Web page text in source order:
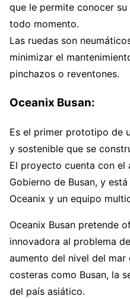
que le permite conocer
todo momento.
Las ruedas son
minimizar el
pinchazos o reventones.
Oceanix Busan:
Es el primer prototipo de
y sostenible que se
El proyecto cuenta con
Gobierno de Busan, y
Oceanix y un equipo
Oceanix Busan pretende
innovadora al problema
aumento del nivel del
costeras como Busan, la
del país asiático.